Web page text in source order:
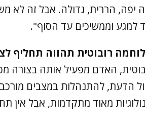
יפה, הררית, גדולה. אבל זה
למגע וממשיכים עד הסוף".
רובוטית תהווה תחליף
האדם מפעיל אותה בצורה
הדעת, להתנהלות במצבים
מאוד מתקדמות, אבל אין